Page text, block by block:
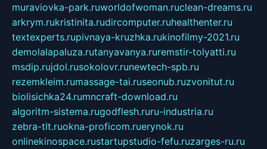
muraviovka-park.ruworldofwoman.ruclean-dreams.ru
arkrym.rukristinita.rudircomputer.ruhealthenter.ru
textexperts.rupivnaya-kruzhka.rukinofilmy-2021.ru
demolalapaluza.rutanyavanya.ruremstir-tolyatti.ru
msdip.rujdol.rusokolovr.runewtech-spb.ru
rezemkleim.rumassage-tai.ruseonub.ruzvonitut.ru
biolisichka24.rumncraft-download.ru
algoritm-sistema.rugodflesh.ruru-industria.ru
zebra-tlt.ruokna-proficom.ruerynok.ru
onlinekinospace.rustartupstudio-fefu.ruzarges-ru.ru